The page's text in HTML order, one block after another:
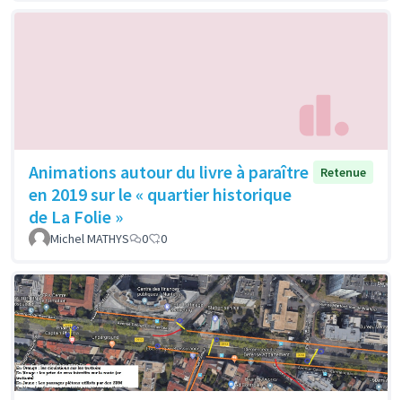
Animations autour du livre à paraître
en 2019 sur le « quartier historique
de La Folie »
Retenue
Michel MATHYS 0 0